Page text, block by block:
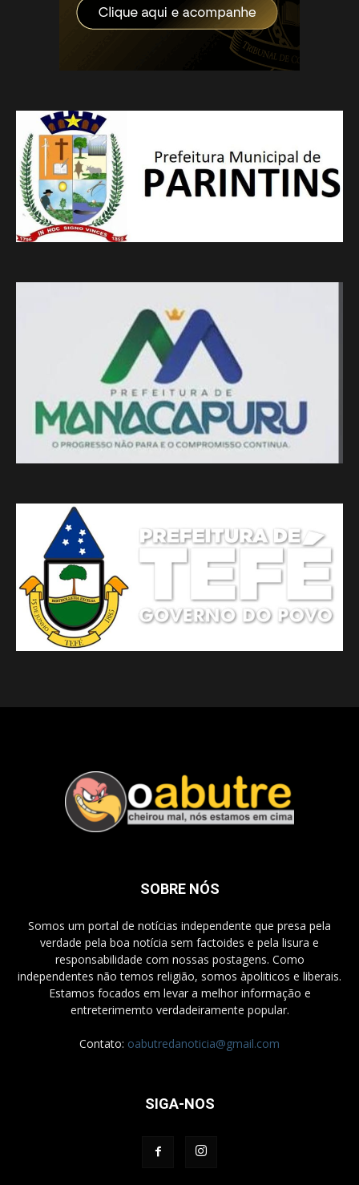
SOBRE NÓS
Somos um portal de notícias independente que presa pela
verdade pela boa notícia sem factoides e pela lisura e
responsabilidade com nossas postagens. Como
independentes não temos religião, somos àpoliticos e liberais.
Estamos focados em levar a melhor informação e
entreterimemto verdadeiramente popular.
Contato: oabutredanoticia@gmail.com
SIGA-NOS